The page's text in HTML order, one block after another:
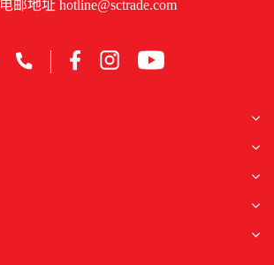
电邮地址 hotline@sctrade.com